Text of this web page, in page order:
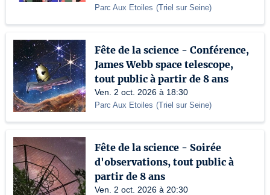
Parc Aux Etoiles (Triel sur Seine)
Fête de la science - Conférence,
James Webb space telescope,
tout public à partir de 8 ans
Ven. 2 oct. 2026 à 18:30
Parc Aux Etoiles (Triel sur Seine)
Fête de la science - Soirée
d'observations, tout public à
partir de 8 ans
Ven. 2 oct. 2026 à 20:30